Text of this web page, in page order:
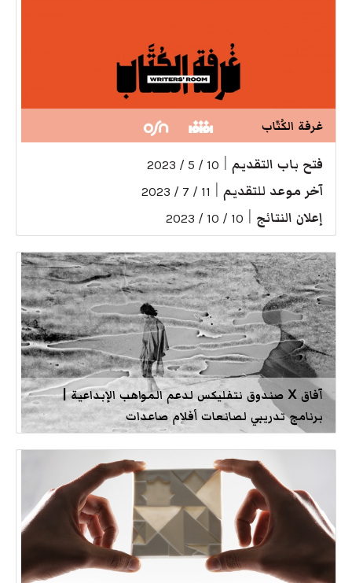
غرفة الكُتّاب
فتح باب التقديم 10 / 5 / 2023
آخر موعد للتقديم 11 / 7 / 2023
إعلان النتائج 10 / 10 / 2023
آفاق X صندوق نتفليكس لدعم المواهب الإبداعية |
برنامج تدريبي لصانعات أفلام صاعدات